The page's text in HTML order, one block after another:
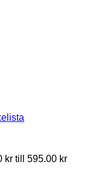
kr till 595.00 kr